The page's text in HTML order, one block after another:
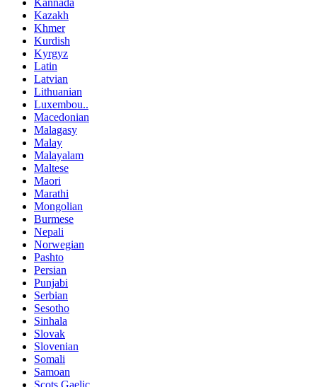
Kannada
Kazakh
Khmer
Kurdish
Kyrgyz
Latin
Latvian
Lithuanian
Luxembou..
Macedonian
Malagasy
Malay
Malayalam
Maltese
Maori
Marathi
Mongolian
Burmese
Nepali
Norwegian
Pashto
Persian
Punjabi
Serbian
Sesotho
Sinhala
Slovak
Slovenian
Somali
Samoan